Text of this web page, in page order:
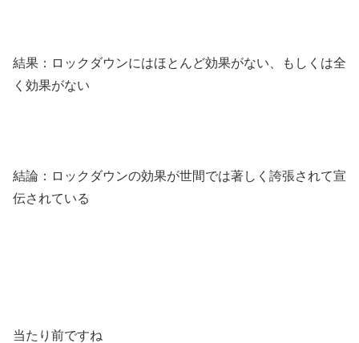
結果：ロックダウンにはほとんど効果がない、もしくは全
く効果がない
結論：ロックダウンの効果が世間では著しく誇張されて宣
伝されている
当たり前ですね